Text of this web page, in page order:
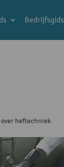
Bedrijfsgids
heftechniek